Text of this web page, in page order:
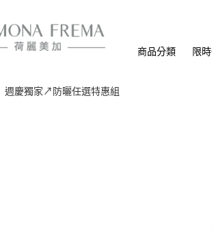
商品分類 限
週慶獨家↗防曬任選特惠組